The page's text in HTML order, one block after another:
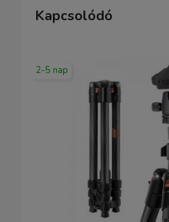
Kapcsolódó
2-5 nap